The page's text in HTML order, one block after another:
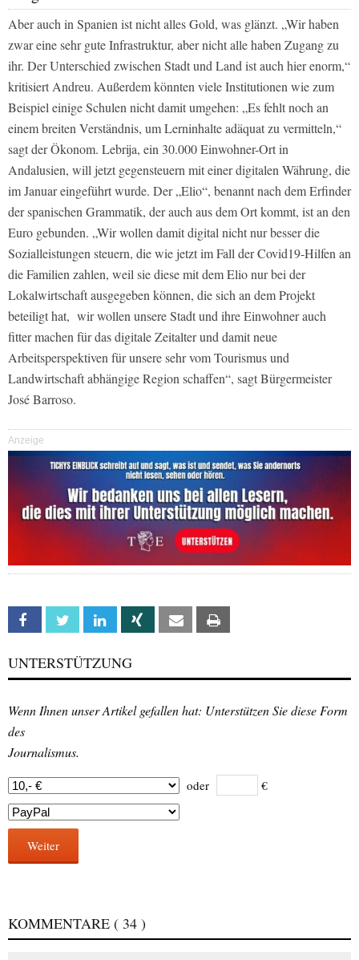
Aber auch in Spanien ist nicht alles Gold, was glänzt. „Wir haben
zwar eine sehr gute Infrastruktur, aber nicht alle haben Zugang zu
ihr. Der Unterschied zwischen Stadt und Land ist auch hier enorm,“
kritisiert Andreu. Außerdem könnten viele Institutionen wie zum
Beispiel einige Schulen nicht damit umgehen: „Es fehlt noch an
einem breiten Verständnis, um Lerninhalte adäquat zu vermitteln,“
sagt der Ökonom. Lebrija, ein 30.000 Einwohner-Ort in
Andalusien, will jetzt gegensteuern mit einer digitalen Währung, die
im Januar eingeführt wurde. Der „Elio“, benannt nach dem Erfinder
der spanischen Grammatik, der auch aus dem Ort kommt, ist an den
Euro gebunden. „Wir wollen damit digital nicht nur besser die
Sozialleistungen steuern, die wie jetzt im Fall der Covid19-Hilfen an
die Familien zahlen, weil sie diese mit dem Elio nur bei der
Lokalwirtschaft ausgegeben können, die sich an dem Projekt
beteiligt hat, wir wollen unsere Stadt und ihre Einwohner auch
fitter machen für das digitale Zeitalter und damit neue
Arbeitsperspektiven für unsere sehr vom Tourismus und
Landwirtschaft abhängige Region schaffen“, sagt Bürgermeister
José Barroso.
Anzeige
Facebook Twitter Linkedin Xing Email
UNTERSTÜTZUNG
Wenn Ihnen unser Artikel gefallen hat: Unterstützen Sie diese Form
des
Journalismus.
oder €
Weiter
KOMMENTARE ( 34 )